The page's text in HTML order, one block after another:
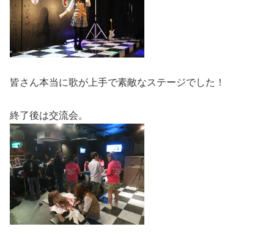
皆さん本当に歌が上手で素敵なステージでした！
終了後は交流会。